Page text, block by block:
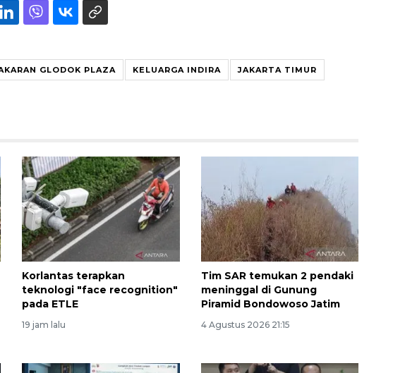
GLODOK PLAZA KELUARGA INDIRA JAKARTA TIMUR
Korlantas terapkan
teknologi "face recognition"
pada ETLE
19 jam lalu
Tim SAR temukan 2 pendaki
meninggal di Gunung
Piramid Bondowoso Jatim
4 Agustus 2026 21:15
Belanja turis asing beri angin
segar bagi ekonomi